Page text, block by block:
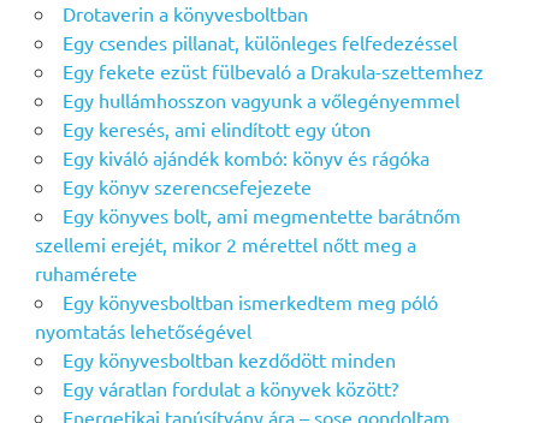
Drotaverin a könyvesboltban
Egy csendes pillanat, különleges felfedezéssel
Egy fekete ezüst fülbevaló a Drakula-szettemhez
Egy hullámhosszon vagyunk a vőlegényemmel
Egy keresés, ami elindított egy úton
Egy kiváló ajándék kombó: könyv és rágóka
Egy könyv szerencsefejezete
Egy könyves bolt, ami megmentette barátnőm
szellemi erejét, mikor 2 mérettel nőtt meg a
ruhamérete
Egy könyvesboltban ismerkedtem meg póló
nyomtatás lehetőségével
Egy könyvesboltban kezdődött minden
Egy váratlan fordulat a könyvek között?
Energetikai tanúsítvány ára – sose gondoltam